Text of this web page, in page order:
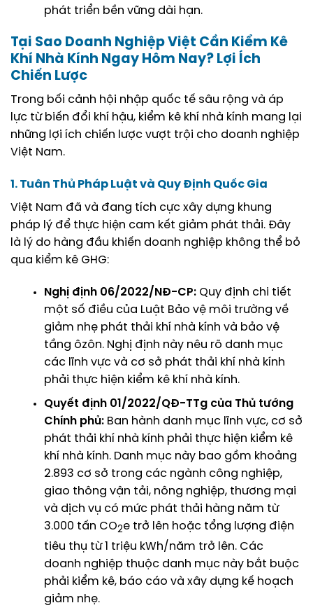
phát triển bền vững dài hạn.
Tại Sao Doanh Nghiệp Việt Cần Kiểm Kê
Khí Nhà Kính Ngay Hôm Nay? Lợi Ích
Chiến Lược
Trong bối cảnh hội nhập quốc tế sâu rộng và áp
lực từ biến đổi khí hậu, kiểm kê khí nhà kính mang lại
những lợi ích chiến lược vượt trội cho doanh nghiệp
Việt Nam.
1. Tuân Thủ Pháp Luật và Quy Định Quốc Gia
Việt Nam đã và đang tích cực xây dựng khung
pháp lý để thực hiện cam kết giảm phát thải. Đây
là lý do hàng đầu khiến doanh nghiệp không thể bỏ
qua kiểm kê GHG:
Nghị định 06/2022/NĐ-CP: Quy định chi tiết
một số điều của Luật Bảo vệ môi trường về
giảm nhẹ phát thải khí nhà kính và bảo vệ
tầng ôzôn. Nghị định này nêu rõ danh mục
các lĩnh vực và cơ sở phát thải khí nhà kính
phải thực hiện kiểm kê khí nhà kính.
Quyết định 01/2022/QĐ-TTg của Thủ tướng
Chính phủ: Ban hành danh mục lĩnh vực, cơ sở
phát thải khí nhà kính phải thực hiện kiểm kê
khí nhà kính. Danh mục này bao gồm khoảng
2.893 cơ sở trong các ngành công nghiệp,
giao thông vận tải, nông nghiệp, thương mại
và dịch vụ có mức phát thải hàng năm từ
3.000 tấn CO2e trở lên hoặc tổng lượng điện
tiêu thụ từ 1 triệu kWh/năm trở lên. Các
doanh nghiệp thuộc danh mục này bắt buộc
phải kiểm kê, báo cáo và xây dựng kế hoạch
giảm nhẹ.